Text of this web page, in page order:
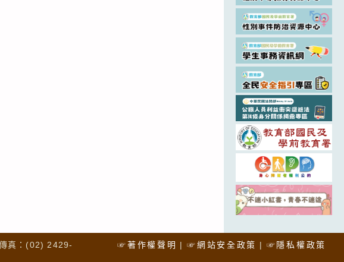
☞著作權聲明 ☞網站安全政策 ☞隱私權政策
真：(02) 2429-